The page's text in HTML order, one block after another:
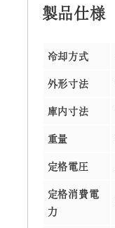
製品仕様
冷却方式
外形寸法
庫内寸法
重量
定格電圧
定格消費電
力